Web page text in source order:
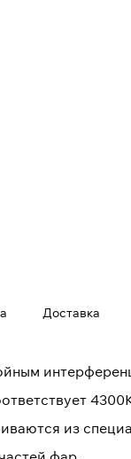
Доставка
из